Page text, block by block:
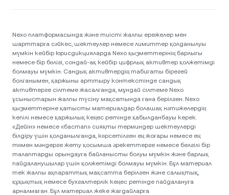
Nexo платформасында және тиісті жалпы ережелер мен
шарттарға сәйкес, шектеулер немесе лимиттер қолданылуы
мүмкін кейбір юрисдикцияларда Nexo қызметтерінің барлығы
немесе бір бөлігі, сондай-ақ кейбір цифрлық активтер қолжетімді
болмауы мүмкін. Сандық активтердің табиғаты бірегей
болғанымен, қаржыны арттыру контекстінде сандық
активтерге сілтеме жасалғанда, мұндай сілтеме Nexo
ұсыныстарын жалпы түсіну мақсатында ғана берілген. Nexo
қызметтеріне қатысты материалдар болашақ нәтижелердің
кепілі немесе қаржылық кеңес ретінде қабылданбауы керек.
«Дейін» немесе «бастап» сияқты терминдер шектеулерді
білдіру үшін қолданылғанда, көрсетілген ең жоғары немесе ең
төмен мәндерге жету қосымша әрекеттерге немесе белгілі бір
талаптарды орындауға байланысты болуы мүмкін және барлық
пайдаланушылар үшін қолжетімді болмауы мүмкін. Бұл материал
тек жалпы ақпараттық мақсатта берілген және салықтық,
құқықтық немесе бухгалтерлік кеңес ретінде пайдалануға
арналмаған. Бұл материал жеке жағдайларға